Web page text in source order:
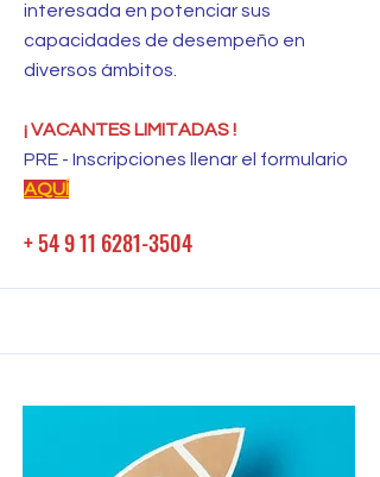
interesada en potenciar sus
capacidades de desempeño en
diversos ámbitos.
¡ VACANTES LIMITADAS !
PRE - Inscripciones llenar el formulario
AQUÍ
+ 54 9 11 6281-3504